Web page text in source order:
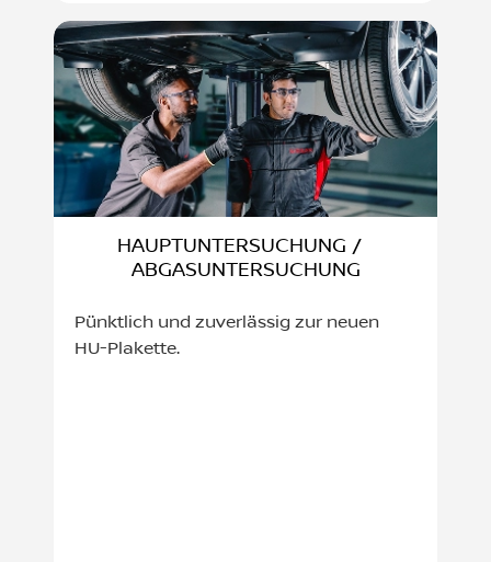
HAUPTUNTERSUCHUNG /
ABGASUNTERSUCHUNG
Pünktlich und zuverlässig zur neuen
HU-Plakette.